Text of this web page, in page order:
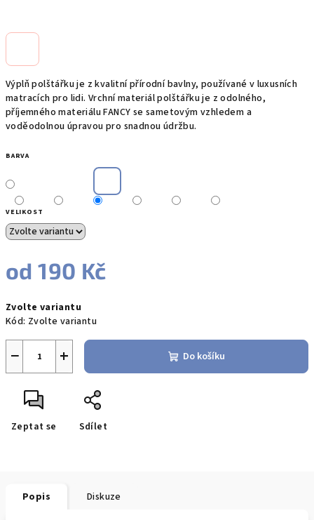
Výplň polštářku je z kvalitní přírodní bavlny, používané v luxusních
matracích pro lidi. Vrchní materiál polštářku je z odolného,
příjemného materiálu FANCY se sametovým vzhledem a
voděodolnou úpravou pro snadnou údržbu.
BARVA
VELIKOST
od190 Kč
cena:
Zvolte variantu
Kód: Zvolte variantu
+
− Do košíku
Zeptat se Sdílet
Popis Diskuze